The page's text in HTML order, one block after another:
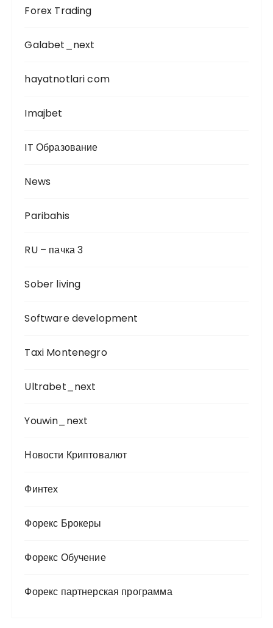
Forex Trading
Galabet_next
hayatnotlari com
Imajbet
IT Образование
News
Paribahis
RU – пачка 3
Sober living
Software development
Taxi Montenegro
Ultrabet_next
Youwin_next
Новости Криптовалют
Финтех
Форекс Брокеры
Форекс Обучение
Форекс партнерская программа